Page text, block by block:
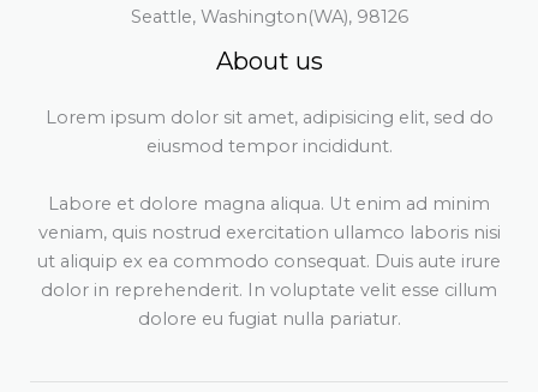
Seattle, Washington(WA), 98126
About us
Lorem ipsum dolor sit amet, adipisicing elit, sed do
eiusmod tempor incididunt.
Labore et dolore magna aliqua. Ut enim ad minim
veniam, quis nostrud exercitation ullamco laboris nisi
ut aliquip ex ea commodo consequat. Duis aute irure
dolor in reprehenderit. In voluptate velit esse cillum
dolore eu fugiat nulla pariatur.